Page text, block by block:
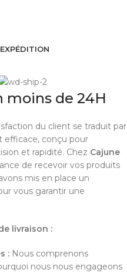
moins de 24H
du client se traduit par
efficace, conçu pour
et rapidité. Chez Cajune
de recevoir vos produits
mis en place un
vous garantir une
livraison :
: Nous comprenons
nous nous engageons